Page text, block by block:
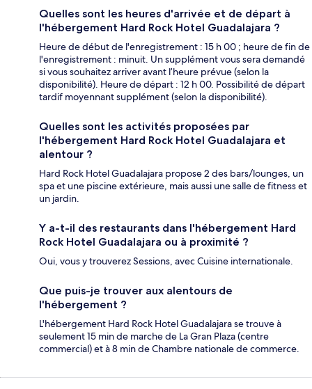
Quelles sont les heures d'arrivée et de départ à
l'hébergement Hard Rock Hotel Guadalajara ?
Heure de début de l'enregistrement : 15 h 00 ; heure de fin de
l'enregistrement : minuit. Un supplément vous sera demandé
si vous souhaitez arriver avant l’heure prévue (selon la
disponibilité). Heure de départ : 12 h 00. Possibilité de départ
tardif moyennant supplément (selon la disponibilité).
Quelles sont les activités proposées par
l'hébergement Hard Rock Hotel Guadalajara et
alentour ?
Hard Rock Hotel Guadalajara propose 2 des bars/lounges, un
spa et une piscine extérieure, mais aussi une salle de fitness et
un jardin.
Y a-t-il des restaurants dans l'hébergement Hard
Rock Hotel Guadalajara ou à proximité ?
Oui, vous y trouverez Sessions, avec Cuisine internationale.
Que puis-je trouver aux alentours de
l'hébergement ?
L'hébergement Hard Rock Hotel Guadalajara se trouve à
seulement 15 min de marche de La Gran Plaza (centre
commercial) et à 8 min de Chambre nationale de commerce.